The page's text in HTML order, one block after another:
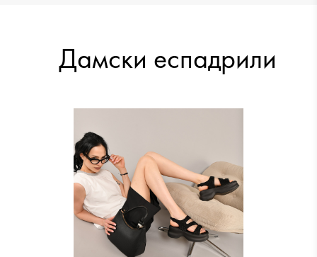
12.78 €
Дамски еспадрили